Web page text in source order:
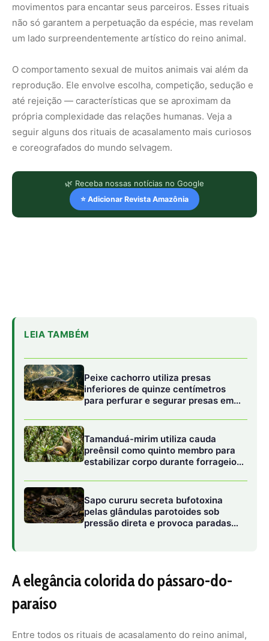
movimentos para encantar seus parceiros. Esses rituais
não só garantem a perpetuação da espécie, mas revelam
um lado surpreendentemente artístico do reino animal.
O comportamento sexual de muitos animais vai além da
reprodução. Ele envolve escolha, competição, sedução e
até rejeição — características que se aproximam da
própria complexidade das relações humanas. Veja a
seguir alguns dos rituais de acasalamento mais curiosos
e coreografados do mundo selvagem.
🌿 Receba nossas notícias no Google
⭐ Adicionar Revista Amazônia
LEIA TAMBÉM
Peixe cachorro utiliza presas
inferiores de quinze centímetros
para perfurar e segurar presas em
Tamanduá-mirim utiliza cauda
preênsil como quinto membro para
estabilizar corpo durante forrageio
Sapo cururu secreta bufotoxina
pelas glândulas parotoides sob
pressão direta e provoca paradas
A elegância colorida do pássaro-do-
paraíso
Entre todos os rituais de acasalamento do reino animal,